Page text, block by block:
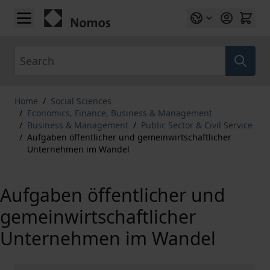
Skip to Content
Home / Social Sciences
/ Economics, Finance, Business & Management
/ Business & Management / Public Sector & Civil Service
/ Aufgaben öffentlicher und gemeinwirtschaftlicher
Unternehmen im Wandel
Aufgaben öffentlicher und
gemeinwirtschaftlicher
Unternehmen im Wandel